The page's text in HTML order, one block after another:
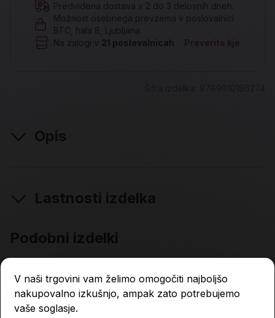
Predvidena dostava v 2 do 3 delovnih dneh.
Možnost osebnega prevzema v poslovalnici
BTC, hala 8, Ljubljana
Na zalogi v
21 poslovalnicah Preverite kje
Opis
Lastnosti izdelka
Podobni izdelki
V naši trgovini vam želimo omogočiti najboljšo
nakupovalno izkušnjo, ampak zato potrebujemo
vaše soglasje.